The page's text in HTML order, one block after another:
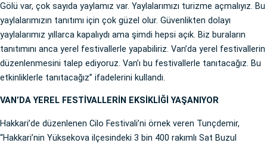
Gölü var, çok sayıda yaylamız var. Yaylalarımızı turizme açmalıyız. Bu
yaylalarımızın tanıtımı için çok güzel olur. Güvenlikten dolayı
yaylalarımız yıllarca kapalıydı ama şimdi hepsi açık. Biz buraların
tanıtımını anca yerel festivallerle yapabiliriz. Van’da yerel festivallerin
düzenlenmesini talep ediyoruz. Van’ı bu festivallerle tanıtacağız. Bu
etkinliklerle tanıtacağız” ifadelerini kullandı.
VAN’DA YEREL FESTİVALLERİN EKSİKLİĞİ YAŞANIYOR
Hakkari’de düzenlenen Cilo Festivali’ni örnek veren Tunçdemir,
“Hakkari’nin Yüksekova ilçesindeki 3 bin 400 rakımlı Sat Buzul